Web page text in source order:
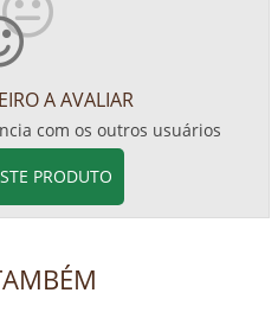
A AVALIAR
com os outros usuários
PRODUTO